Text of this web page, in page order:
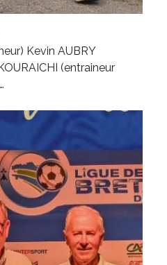
Kevin AUBRY
(entraineur